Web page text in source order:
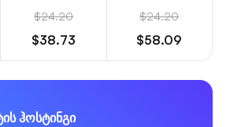
$24.20
$38.73
$24.20
$58.09
ჰოსტინგი